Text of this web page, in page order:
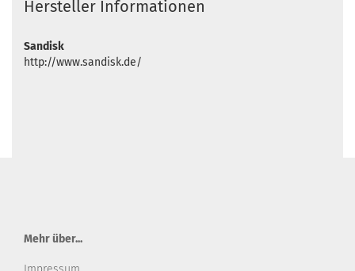
Hersteller Informationen
Sandisk
http://www.sandisk.de/
Mehr über...